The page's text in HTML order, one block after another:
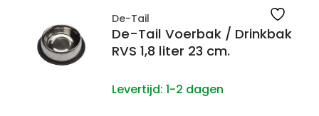
De-Tail
De-Tail Voerbak / Drinkbak
RVS 1,8 liter 23 cm.
Levertijd: 1-2 dagen